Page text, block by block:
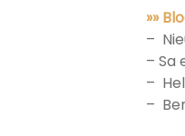
»»
–
– Sa
–
–